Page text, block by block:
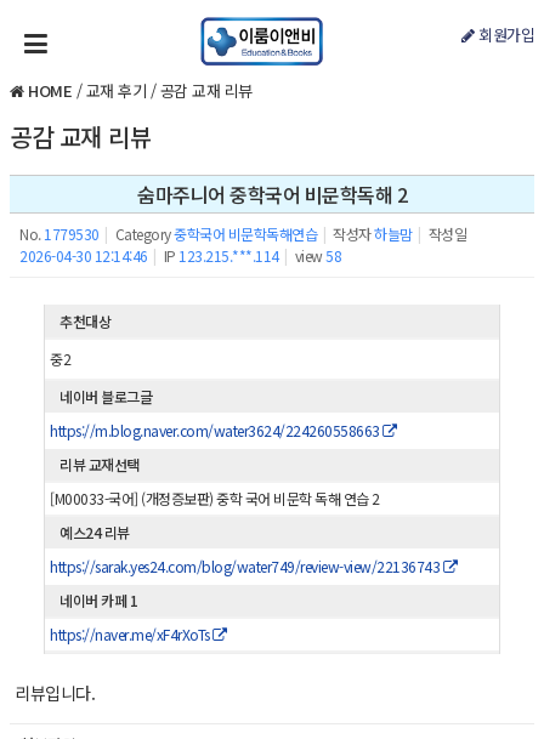
회원가입
HOME /교재 후기 /공감 교재 리뷰
공감 교재 리뷰
숨마주니어 중학국어 비문학독해 2
No. 1779530 | Category중학국어 비문학독해연습 | 작성자하늘맘 | 작성일
2026-04-30 12:14:46 | IP 123.215.***.114 | view58
추천대상
중2
네이버 블로그글
https://m.blog.naver.com/water3624/224260558663
리뷰 교재선택
[M00033-국어] (개정증보판) 중학 국어 비문학 독해 연습 2
예스24 리뷰
https://sarak.yes24.com/blog/water749/review-view/22136743
네이버 카페 1
https://naver.me/xF4rXoTs
리뷰입니다.